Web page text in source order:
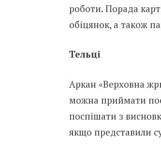
роботи. Порада
обіцянок, а також
Тельці
Аркан «Верховна
можна приймати
поспішати з
якщо представили